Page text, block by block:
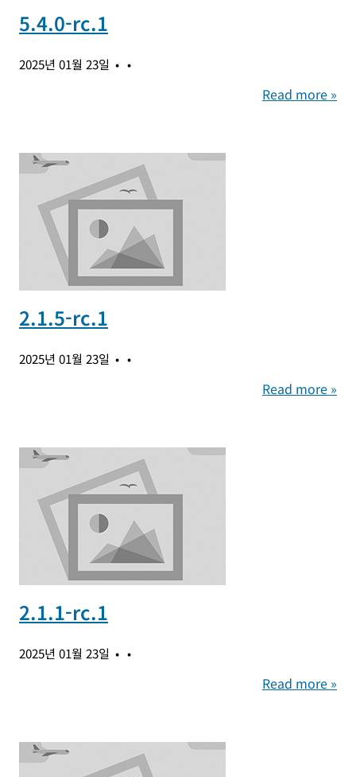
5.4.0-rc.1
2025년 01월 23일
Read more »
2.1.5-rc.1
2025년 01월 23일
Read more »
2.1.1-rc.1
2025년 01월 23일
Read more »